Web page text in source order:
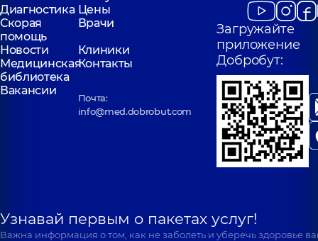
Святошинская, 3-Б, г.
Киев
Драгоманова,
Киев
Диагностика Цены
Скорая
помощь
Врачи
Новости
Клиники
Медицинская
библиотека
Контакты
Вакансии
Почта:
info@med.dobrobut.com
Загружайте
приложение
Добробут:
Узнавай первым о пакетах услуг!
Важна информация о том, как не заболеть и уберечь здоровье